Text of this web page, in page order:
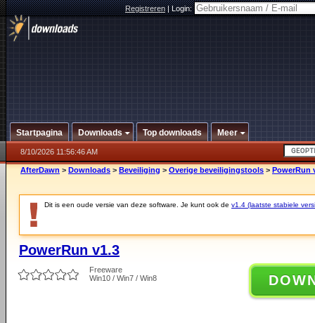
Registreren|Login:
Startpagina Downloads Top downloads Meer
8/10/2026 11:56:46 AM
AfterDawn > Downloads > Beveiliging > Overige beveiligingstools > PowerRun
Dit is een oude versie van deze software. Je kunt ook de v1.4 (laatste stabiele
PowerRun v1.3
Freeware
Win10 / Win7 / Win8